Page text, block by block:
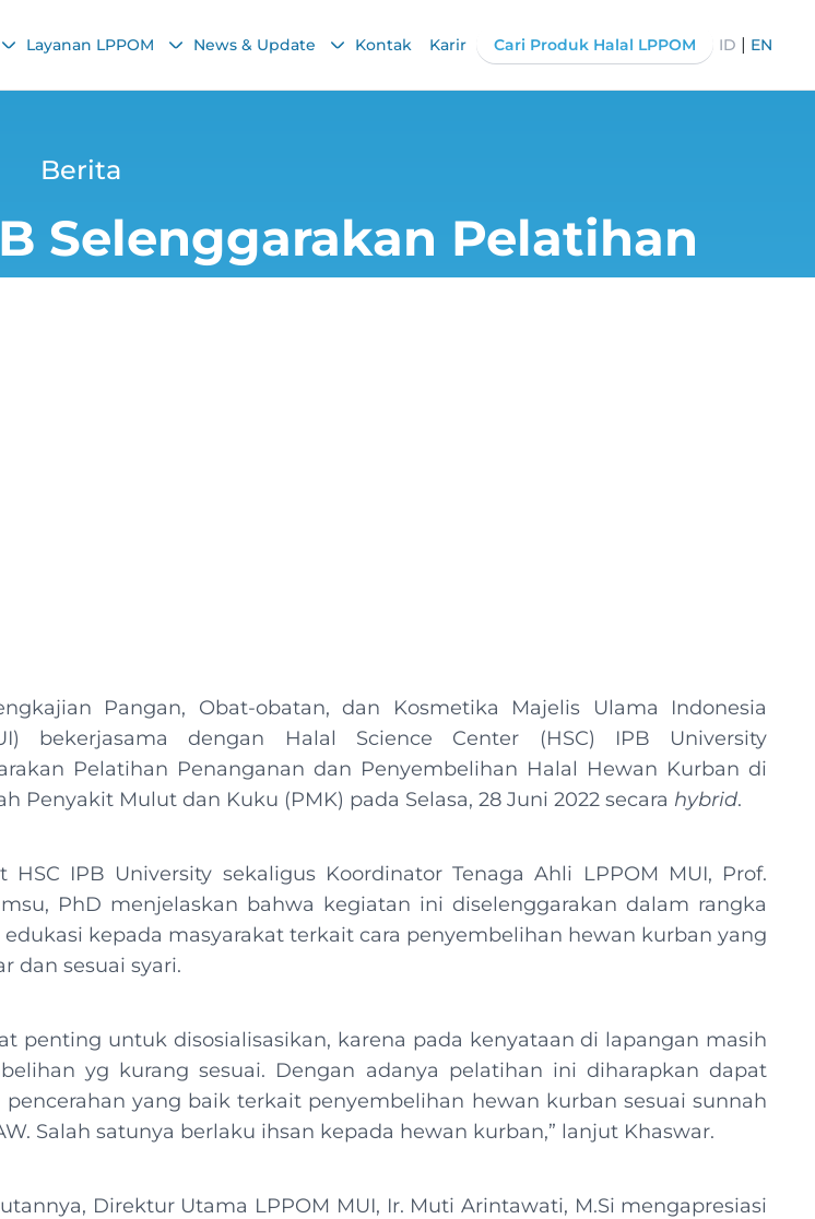
Layanan LPPOM News & Update Kontak Karir Cari Produk Halal LPPOM ID | EN
Berita
Selenggarakan Pelatihan
Pangan, Obat-obatan, dan Kosmetika Majelis Ulama Indonesia
bekerjasama dengan Halal Science Center (HSC) IPB University
Pelatihan Penanganan dan Penyembelihan Halal Hewan Kurban di
Penyakit Mulut dan Kuku (PMK) pada Selasa, 28 Juni 2022 secara hybrid.
HSC IPB University sekaligus Koordinator Tenaga Ahli LPPOM MUI, Prof.
PhD menjelaskan bahwa kegiatan ini diselenggarakan dalam rangka
kepada masyarakat terkait cara penyembelihan hewan kurban yang
dan sesuai syari.
penting untuk disosialisasikan, karena pada kenyataan di lapangan masih
yg kurang sesuai. Dengan adanya pelatihan ini diharapkan dapat
yang baik terkait penyembelihan hewan kurban sesuai sunnah
Salah satunya berlaku ihsan kepada hewan kurban,” lanjut Khaswar.
Direktur Utama LPPOM MUI, Ir. Muti Arintawati, M.Si mengapresiasi